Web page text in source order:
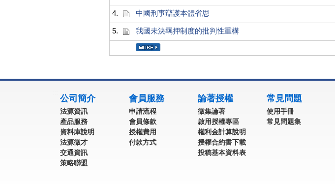
4. 中國刑事辯護本體省思
5. 我國未決羈押制度的批判性重構
公司簡介
法源資訊
產品服務
資料庫說明
法源徵才
交通資訊
策略聯盟
會員服務
申請流程
會員條款
授權費用
付款方式
論著授權
徵集論著
啟用授權專區
權利金計算說明
授權合約書下載
投稿基本資料表
常見問題
使用手冊
常見問題集